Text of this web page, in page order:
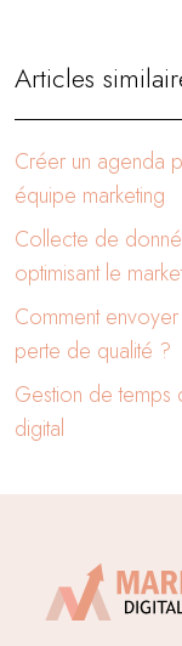
Articles
Créer un agenda
équipe marketing
Collecte de
optimisant le
Comment
perte de qualité ?
Gestion de temps
digital